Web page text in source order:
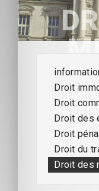
Accueil
Le Cabinet
Domaines
Tarification
Coordonnées
Droit
Droit
Droit des
Droit
Droit du
Droit des